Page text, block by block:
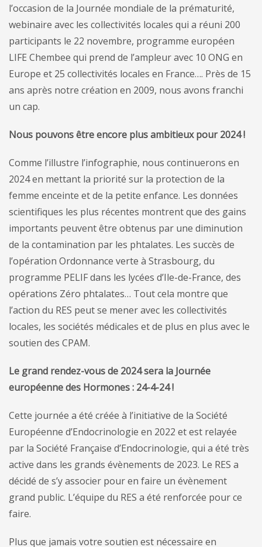
l’occasion de la Journée mondiale de la prématurité,
webinaire avec les collectivités locales qui a réuni 200
participants le 22 novembre, programme européen
LIFE Chembee qui prend de l’ampleur avec 10 ONG en
Europe et 25 collectivités locales en France…. Près de 15
ans après notre création en 2009, nous avons franchi
un cap.
Nous pouvons être encore plus ambitieux pour 2024 !
Comme l’illustre l’infographie, nous continuerons en
2024 en mettant la priorité sur la protection de la
femme enceinte et de la petite enfance. Les données
scientifiques les plus récentes montrent que des gains
importants peuvent être obtenus par une diminution
de la contamination par les phtalates. Les succès de
l’opération Ordonnance verte à Strasbourg, du
programme PELIF dans les lycées d’Ile-de-France, des
opérations Zéro phtalates… Tout cela montre que
l’action du RES peut se mener avec les collectivités
locales, les sociétés médicales et de plus en plus avec le
soutien des CPAM.
Le grand rendez-vous de 2024 sera la Journée
européenne des Hormones : 24-4-24 !
Cette journée a été créée à l’initiative de la Société
Européenne d’Endocrinologie en 2022 et est relayée
par la Société Française d’Endocrinologie, qui a été très
active dans les grands évènements de 2023. Le RES a
décidé de s’y associer pour en faire un évènement
grand public. L’équipe du RES a été renforcée pour ce
faire.
Plus que jamais votre soutien est nécessaire en